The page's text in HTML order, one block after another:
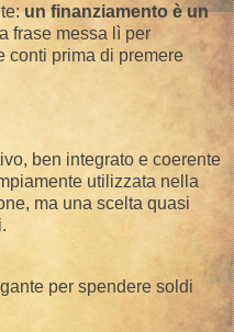
un finanziamento è un
frase messa lì per
conti prima di premere
ben integrato e coerente
utilizzata nella
ma una scelta quasi
per spendere soldi